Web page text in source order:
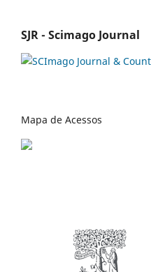
SJR - Scimago Journal
Mapa de Acessos